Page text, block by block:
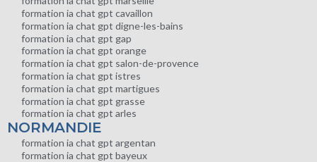
formation ia chat gpt cavaillon
formation ia chat gpt digne-les-bains
formation ia chat gpt gap
formation ia chat gpt orange
formation ia chat gpt salon-de-provence
formation ia chat gpt istres
formation ia chat gpt martigues
formation ia chat gpt grasse
formation ia chat gpt arles
NORMANDIE
formation ia chat gpt argentan
formation ia chat gpt bayeux